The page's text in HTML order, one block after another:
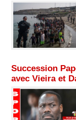
Succession
avec Vieira et